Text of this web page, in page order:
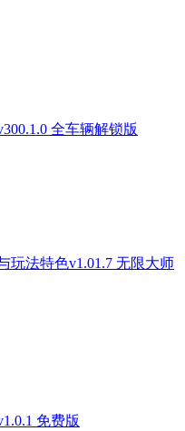
全车辆解锁版
玩法特色v1.01.7 无限大师
免费版